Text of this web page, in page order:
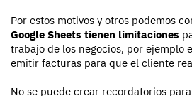
Por estos motivos y otros podemos
Google Sheets tienen limitaciones
trabajo de los negocios, por ejemplo
emitir facturas para que el cliente
No se puede crear recordatorios